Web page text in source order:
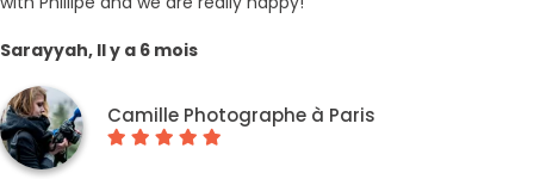
Sarayyah, Il y a 6 mois
Camille Photographe à Paris